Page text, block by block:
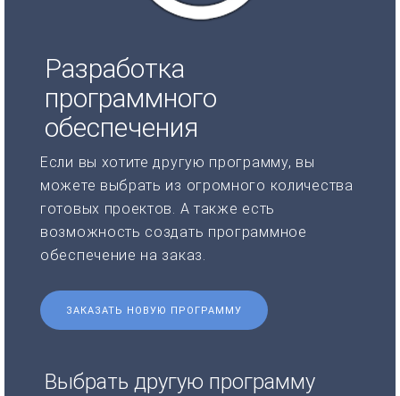
Разработка
программного
обеспечения
Если вы хотите другую программу, вы
можете выбрать из огромного количества
готовых проектов. А также есть
возможность создать программное
обеспечение на заказ.
ЗАКАЗАТЬ НОВУЮ ПРОГРАММУ
Выбрать другую программу